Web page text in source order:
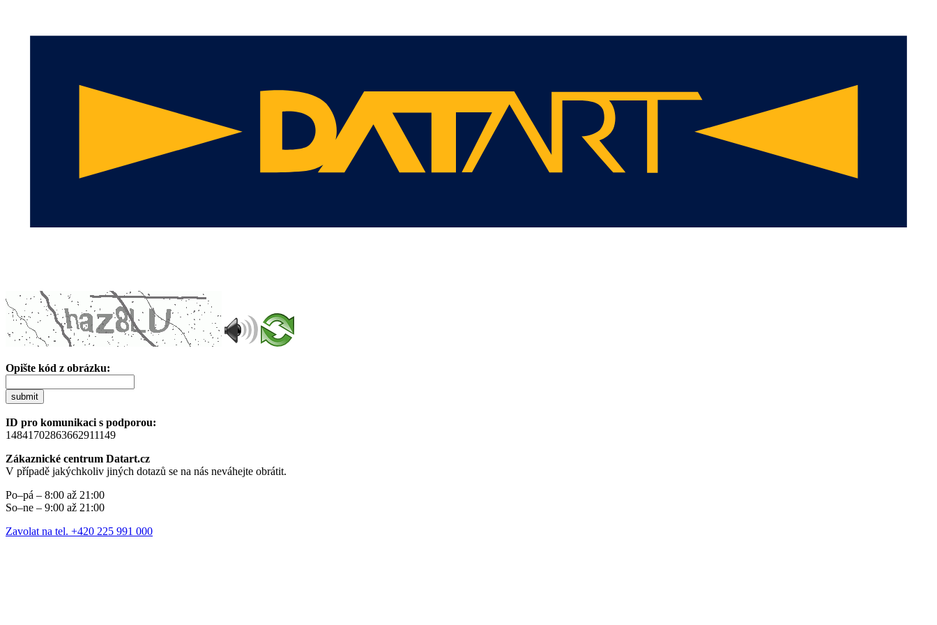
Opište kód z obrázku:
submit
ID pro komunikaci s podporou:
14841702863662911149
Zákaznické centrum Datart.cz
V případě jakýchkoliv jiných dotazů se na nás neváhejte obrátit.
Po–pá – 8:00 až 21:00
So–ne – 9:00 až 21:00
Zavolat na tel. +420 225 991 000